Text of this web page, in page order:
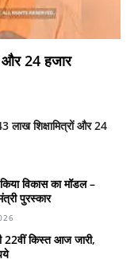
और 24 हजार
शिक्षामित्रों और 24
विकास का मॉडल –
पुरस्कार
22वीं किस्त आज जारी,